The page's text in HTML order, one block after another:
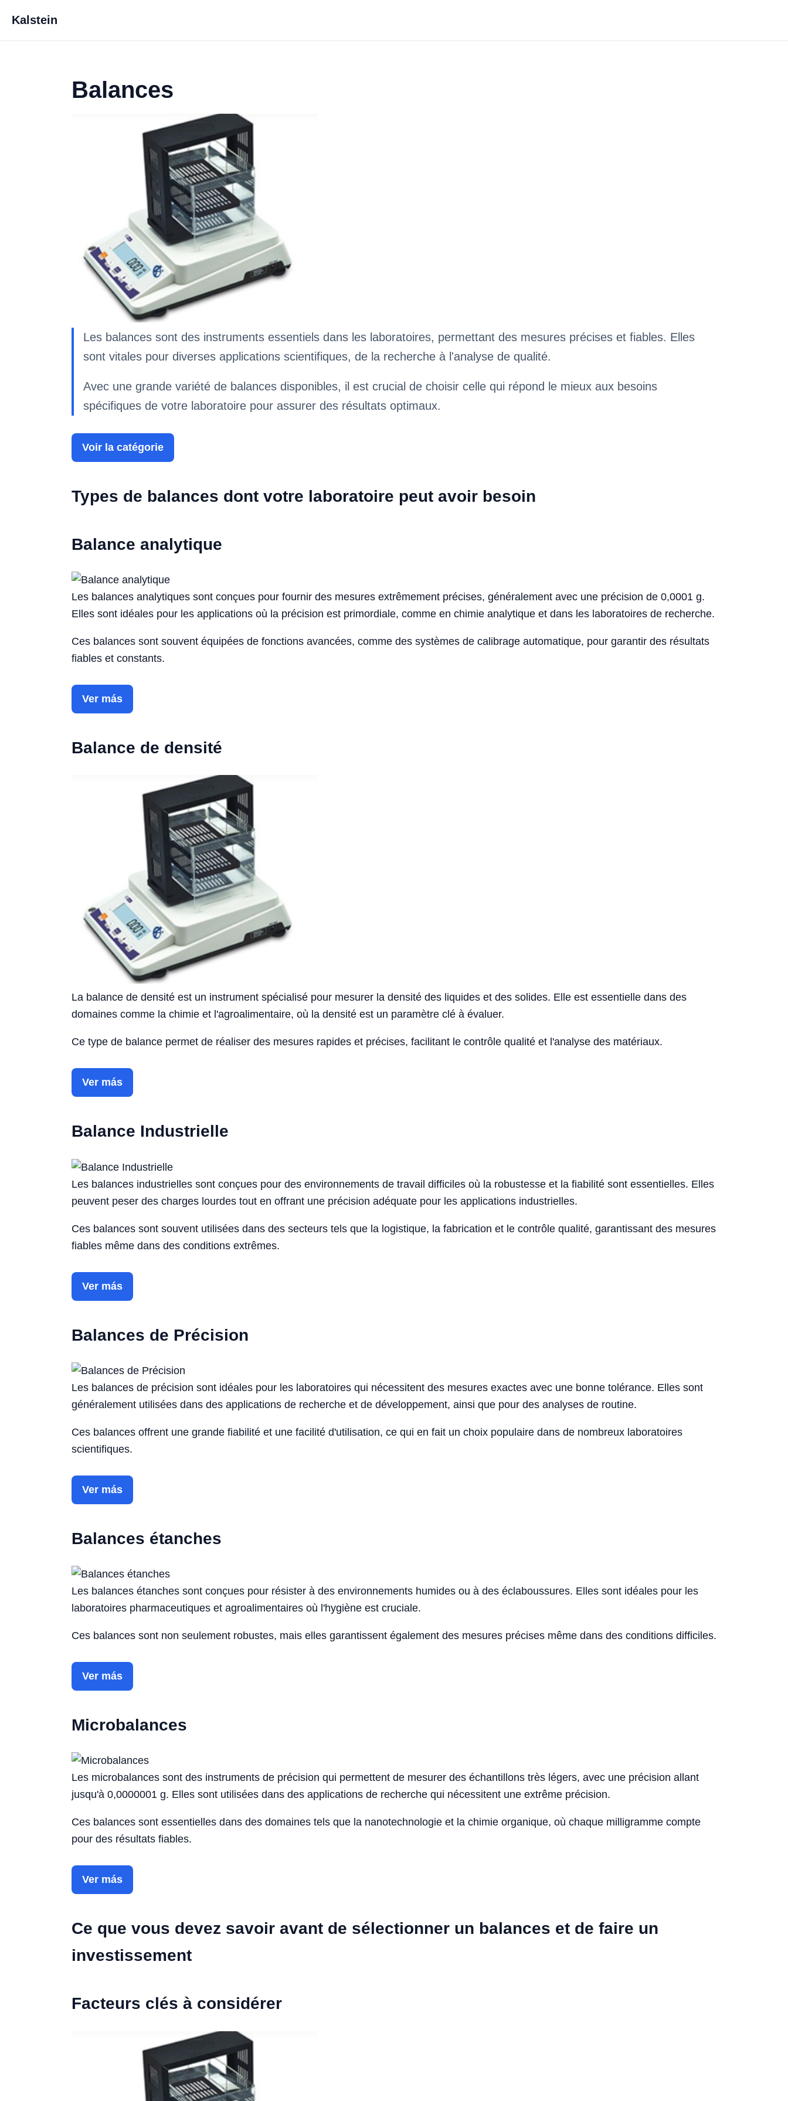
Kalstein
Balances
Les balances sont des instruments essentiels dans les laboratoires, permettant des mesures précises et fiables. Elles
sont vitales pour diverses applications scientifiques, de la recherche à l'analyse de qualité.
Avec une grande variété de balances disponibles, il est crucial de choisir celle qui répond le mieux aux besoins
spécifiques de votre laboratoire pour assurer des résultats optimaux.
Voir la catégorie
Types de balances dont votre laboratoire peut avoir besoin
Balance analytique
Les balances analytiques sont conçues pour fournir des mesures extrêmement précises, généralement avec une précision de 0,0001 g.
Elles sont idéales pour les applications où la précision est primordiale, comme en chimie analytique et dans les laboratoires de recherche.
Ces balances sont souvent équipées de fonctions avancées, comme des systèmes de calibrage automatique, pour garantir des résultats
fiables et constants.
Ver más
Balance de densité
La balance de densité est un instrument spécialisé pour mesurer la densité des liquides et des solides. Elle est essentielle dans des
domaines comme la chimie et l'agroalimentaire, où la densité est un paramètre clé à évaluer.
Ce type de balance permet de réaliser des mesures rapides et précises, facilitant le contrôle qualité et l'analyse des matériaux.
Ver más
Balance Industrielle
Les balances industrielles sont conçues pour des environnements de travail difficiles où la robustesse et la fiabilité sont essentielles. Elles
peuvent peser des charges lourdes tout en offrant une précision adéquate pour les applications industrielles.
Ces balances sont souvent utilisées dans des secteurs tels que la logistique, la fabrication et le contrôle qualité, garantissant des mesures
fiables même dans des conditions extrêmes.
Ver más
Balances de Précision
Les balances de précision sont idéales pour les laboratoires qui nécessitent des mesures exactes avec une bonne tolérance. Elles sont
généralement utilisées dans des applications de recherche et de développement, ainsi que pour des analyses de routine.
Ces balances offrent une grande fiabilité et une facilité d'utilisation, ce qui en fait un choix populaire dans de nombreux laboratoires
scientifiques.
Ver más
Balances étanches
Les balances étanches sont conçues pour résister à des environnements humides ou à des éclaboussures. Elles sont idéales pour les
laboratoires pharmaceutiques et agroalimentaires où l'hygiène est cruciale.
Ces balances sont non seulement robustes, mais elles garantissent également des mesures précises même dans des conditions difficiles.
Ver más
Microbalances
Les microbalances sont des instruments de précision qui permettent de mesurer des échantillons très légers, avec une précision allant
jusqu'à 0,0000001 g. Elles sont utilisées dans des applications de recherche qui nécessitent une extrême précision.
Ces balances sont essentielles dans des domaines tels que la nanotechnologie et la chimie organique, où chaque milligramme compte
pour des résultats fiables.
Ver más
Ce que vous devez savoir avant de sélectionner un balances et de faire un
investissement
Facteurs clés à considérer